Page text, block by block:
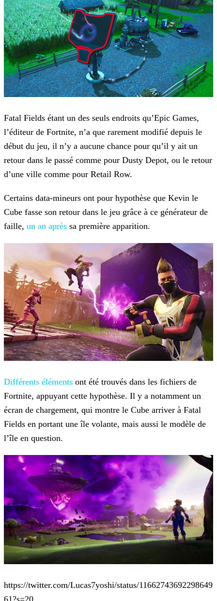
Fatal Fields étant un des seuls endroits qu’Epic Games,
l’éditeur de Fortnite, n’a que rarement modifié depuis le
début du jeu, il n’y a aucune chance pour qu’il y ait un
retour dans le passé comme pour Dusty Depot, ou le retour
d’une ville comme pour Retail Row.
Certains data-mineurs ont pour hypothèse que Kevin le
Cube fasse son retour dans le jeu grâce à ce générateur de
faille, un an après sa première apparition.
Différents éléments ont été trouvés dans les fichiers de
Fortnite, appuyant cette hypothèse. Il y a notamment un
écran de chargement, qui montre le Cube arriver à Fatal
Fields en portant une île volante, mais aussi le modèle de
l’île en question.
https://twitter.com/Lucas7yoshi/status/11662743692298649